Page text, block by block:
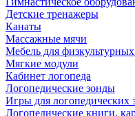
Детские тренажеры
Канаты
Массажные мячи
Мебель для физкультурных
Мягкие модули
Кабинет логопеда
Логопедические зонды
Игры для логопедических
Логопедические книги,